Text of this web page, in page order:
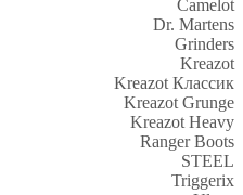
Camelot
Dr. Martens
Grinders
Kreazot
Kreazot Классик
Kreazot Grunge
Kreazot Heavy
Ranger Boots
STEEL
Triggerix